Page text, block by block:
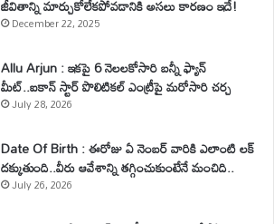
జీవితాన్ని మార్చుకోలేకపోవడానికి అసలు కారణం ఇదే!
December 22, 2025
Allu Arjun : ఇకపై 6 నెలలకోసారి బన్నీ ఫ్యాన్
మీట్..ఐకాన్ స్టార్ పొలిటికల్ ఎంట్రీపై మరోసారి చర్చ
July 28, 2026
Date Of Birth : ఈరోజు ఏ నెంబర్ వారికి ఎలాంటి లక్
దక్కుతుంది..వీరు ఆవేశాన్ని తగ్గించుకుంటేనే మంచిది..
July 26, 2026